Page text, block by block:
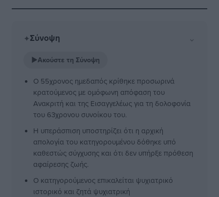
✦Σύνοψη ⌄
▶Ακούστε τη Σύνοψη
Ο 55χρονος ημεδαπός κρίθηκε προσωρινά
κρατούμενος με ομόφωνη απόφαση του
Ανακριτή και της Εισαγγελέως για τη δολοφονία
του 63χρονου συνοίκου του.
Η υπεράσπιση υποστηρίζει ότι η αρχική
απολογία του κατηγορουμένου δόθηκε υπό
καθεστώς σύγχυσης και ότι δεν υπήρξε πρόθεση
αφαίρεσης ζωής.
Ο κατηγορούμενος επικαλείται ψυχιατρικό
ιστορικό και ζητά ψυχιατρική